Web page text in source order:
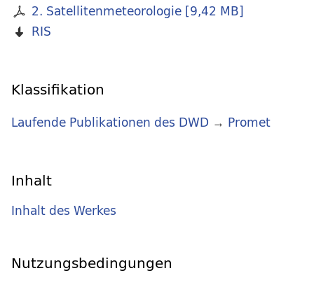
2. Satellitenmeteorologie[9,42 MB]
RIS
Klassifikation
Laufende Publikationen des DWD → Promet
Inhalt
Inhalt des Werkes
Nutzungsbedingungen